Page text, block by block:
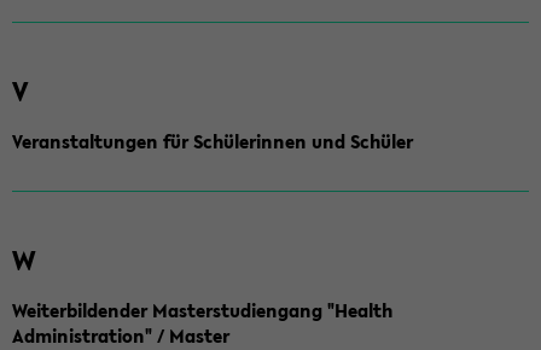
V
Veranstaltungen für Schülerinnen und Schüler
W
Weiterbildender Masterstudiengang "Health
Administration" / Master